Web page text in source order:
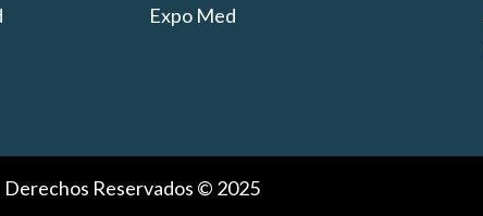
Expo Med
Derechos Reservados © 2025